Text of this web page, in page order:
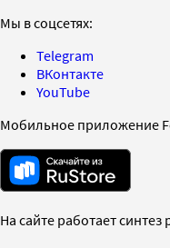
Мы в соцсетях:
Telegram
ВКонтакте
YouTube
Мобильное приложение
На сайте работает синтез